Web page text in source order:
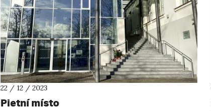
22 / 12 / 2023
Pietní místo